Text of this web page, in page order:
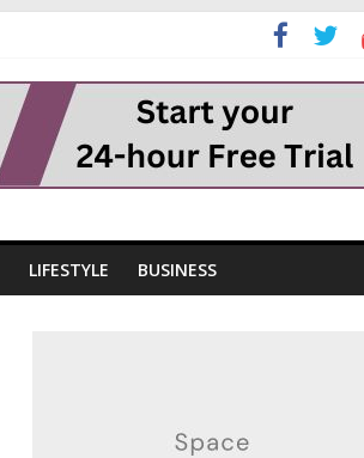
LIFESTYLE BUSINESS